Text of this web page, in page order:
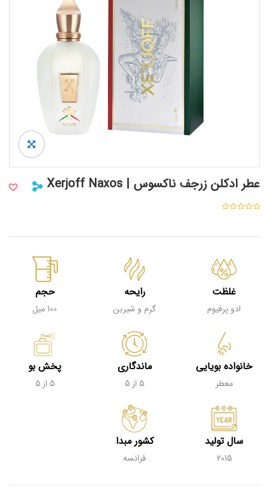
عطر ادکلن زرجف ناکسوس | Xerjoff Naxos
غلظت
ادو پرفیوم
رایحه
گرم و شیرین
حجم
100 میل
خانواده بویایی
معطر
ماندگاری
5 از 5
پخش بو
5 از 5
سال تولید
2015
کشور مبدا
فرانسه